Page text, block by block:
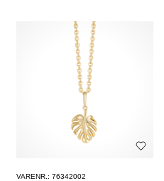
VARENR.: 76342002